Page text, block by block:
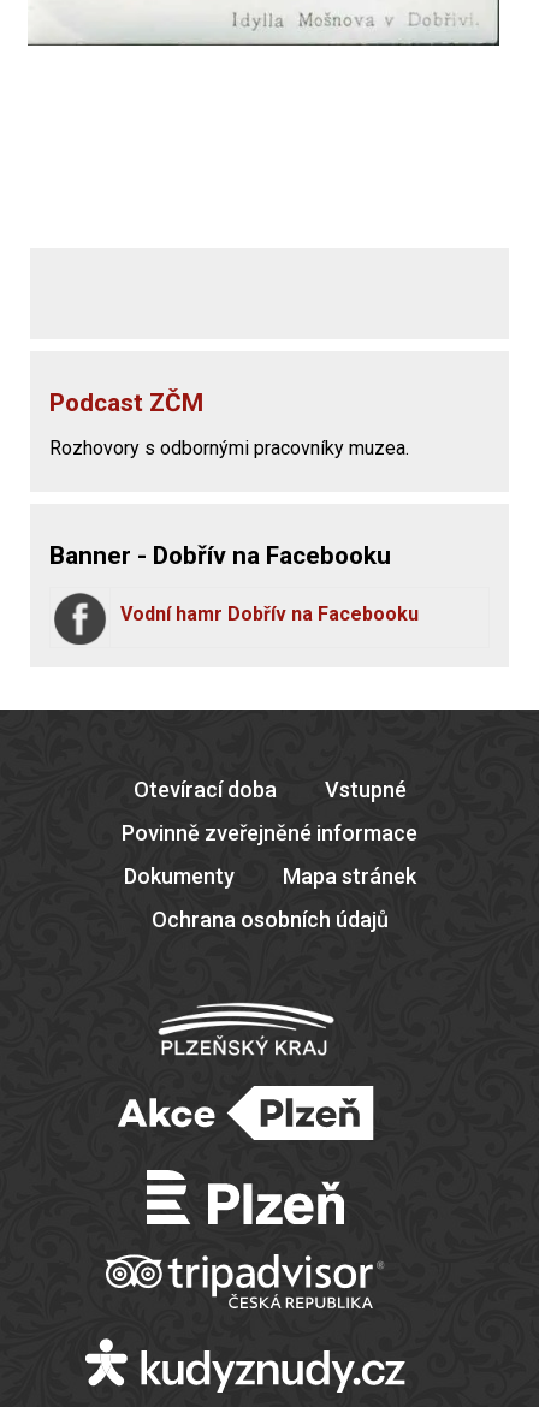
Podcast ZČM
Rozhovory s odbornými pracovníky muzea.
Banner - Dobřív na Facebooku
Vodní hamr Dobřív na Facebooku
Otevírací doba
Vstupné
Povinně zveřejněné informace
Dokumenty
Mapa stránek
Ochrana osobních údajů